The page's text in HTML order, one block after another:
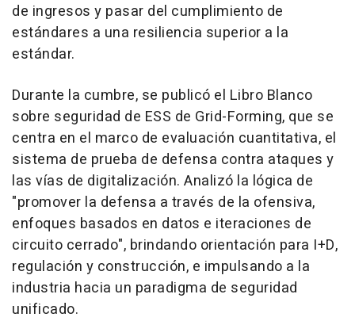
de ingresos y pasar del cumplimiento de
estándares a una resiliencia superior a la
estándar.
Durante la cumbre, se publicó el Libro Blanco
sobre seguridad de ESS de Grid-Forming, que se
centra en el marco de evaluación cuantitativa, el
sistema de prueba de defensa contra ataques y
las vías de digitalización. Analizó la lógica de
"promover la defensa a través de la ofensiva,
enfoques basados en datos e iteraciones de
circuito cerrado", brindando orientación para I+D,
regulación y construcción, e impulsando a la
industria hacia un paradigma de seguridad
unificado.